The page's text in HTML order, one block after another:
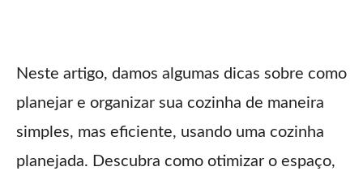
Neste artigo, damos algumas dicas sobre como
planejar e organizar sua cozinha de maneira
simples, mas eficiente, usando uma cozinha
planejada. Descubra como otimizar o espaço,